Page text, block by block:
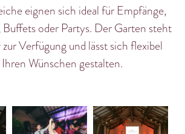
eignen sich ideal für Empfänge,
oder Partys. Der Garten steht
zur Verfügung und lässt sich flexibel
Wünschen gestalten.